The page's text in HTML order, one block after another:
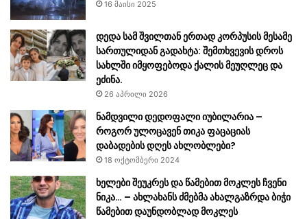
16 მაისი 2025
დედა სამ შვილთან ერთად კორპუსის მესამე
სართულიდან გადახტა: შემთხვევის დროს
სახლში იმყოფებოდა ქალის მეუღლეც და
ეძინა.
26 აპრილი 2026
ნამდვილი დედოფალი იუბილარია –
როგორ ულოცავენ თიკა ფაცაციას
დაბადების დღეს ახლობლები?
18 ოქტომბერი 2024
ხელები შეუკრეს და წამებით მოკლეს ჩვენი
ნიკა… – ახლახანს ძმებმა ახალგაზრდა ბიჭი
წამებით დაუნდობლად მოკლეს